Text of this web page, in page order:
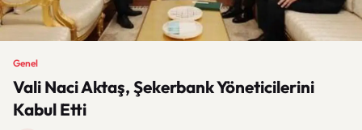
Genel
Vali Naci Aktaş, Şekerbank Yöneticilerini
Kabul Etti